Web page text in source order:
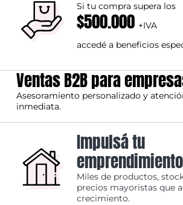
Si tu compra supera los
$500.000 +IVA
accedé a beneficios
Ventas B2B para
Asesoramiento personalizado y
inmediata.
Impulsá tu
emprendimiento
Miles de productos,
precios mayoristas que
crecimiento.